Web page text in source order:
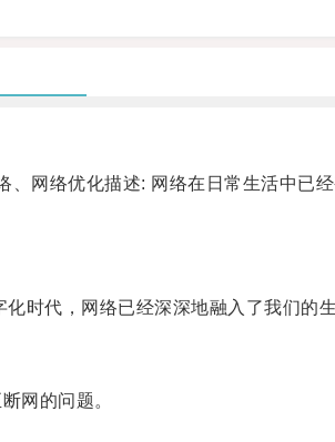
络优化描述: 网络在日常生活中已
代，网络已经深深地融入了我们的生
网的问题。